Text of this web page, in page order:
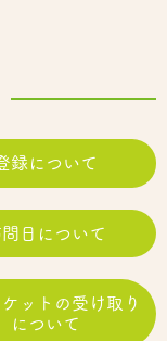
録について
日について
ットの受け取り
について